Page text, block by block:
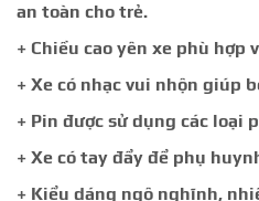
an toàn cho trẻ.
+ Chiều cao yên xe phù hợp
+ Xe có nhạc vui nhộn giúp
+ Pin được sử dụng các loại
+ Xe có tay đẩy để phụ
+ Kiểu dáng ngộ nghĩnh,